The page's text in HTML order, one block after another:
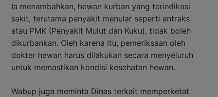
Ia menambahkan, hewan kurban yang terindikasi
sakit, terutama penyakit menular seperti antraks
atau PMK (Penyakit Mulut dan Kuku), tidak boleh
dikurbankan. Oleh karena itu, pemeriksaan oleh
dokter hewan harus dilakukan secara menyeluruh
untuk memastikan kondisi kesehatan hewan.
Wabup juga meminta Dinas terkait memperketat